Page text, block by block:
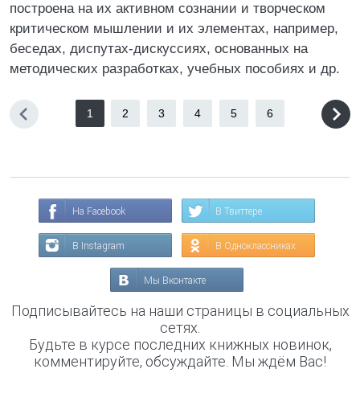
построена на их активном сознании и творческом
критическом мышлении и их элементах, например,
беседах, диспутах-дискуссиях, основанных на
методических разработках, учебных пособиях и др.
1 2 3 4 5 6
На Facebook В Твиттере
В Instagram В Одноклассниках
Мы Вконтакте
Подписывайтесь на наши страницы в социальных
сетях.
Будьте в курсе последних книжных новинок,
комментируйте, обсуждайте. Мы ждём Вас!